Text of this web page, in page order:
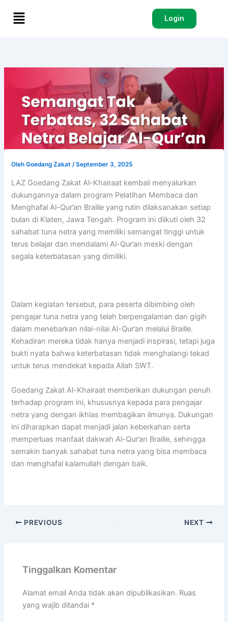
Menu Login
OlehGoedang Zakat/September 3, 2025
LAZ Goedang Zakat Al-Khairaat kembali menyalurkan
dukungannya dalam program Pelatihan Membaca dan
Menghafal Al-Qur’an Braille yang rutin dilaksanakan setiap
bulan di Klaten, Jawa Tengah. Program ini diikuti oleh 32
sahabat tuna netra yang memiliki semangat tinggi untuk
terus belajar dan mendalami Al-Qur’an meski dengan
segala keterbatasan yang dimiliki.
Dalam kegiatan tersebut, para peserta dibimbing oleh
pengajar tuna netra yang telah berpengalaman dan gigih
dalam menebarkan nilai-nilai Al-Qur’an melalui Braille.
Kehadiran mereka tidak hanya menjadi inspirasi, tetapi juga
bukti nyata bahwa keterbatasan tidak menghalangi tekad
untuk terus mendekat kepada Allah SWT.
Goedang Zakat Al-Khairaat memberikan dukungan penuh
terhadap program ini, khususnya kepada para pengajar
netra yang dengan ikhlas membagikan ilmunya. Dukungan
ini diharapkan dapat menjadi jalan keberkahan serta
memperluas manfaat dakwah Al-Qur’an Braille, sehingga
semakin banyak sahabat tuna netra yang bisa membaca
dan menghafal kalamullah dengan baik.
PREVIOUS NEXT
Tinggalkan Komentar
Alamat email Anda tidak akan dipublikasikan. Ruas
yang wajib ditandai *